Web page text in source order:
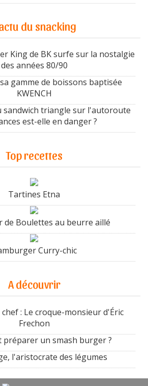
du snacking
King de BK surfe sur la nostalgie
des années 80/90
gamme de boissons baptisée
KWENCH
sandwich triangle sur l'autoroute
est-elle en danger ?
Top recettes
Tartines Etna
de Boulettes au beurre aillé
Curry-chic
A découvrir
chef : Le croque-monsieur d'Éric
Frechon
préparer un smash burger ?
l'aristocrate des légumes